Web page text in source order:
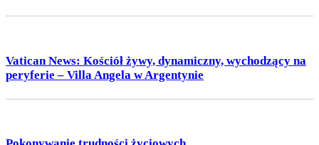
Vatican News: Kościół żywy, dynamiczny, wychodzący na
peryferie – Villa Angela w Argentynie